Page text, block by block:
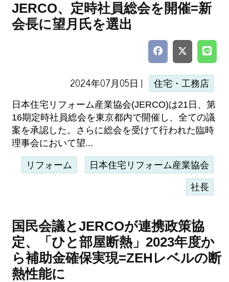
JERCO、定時社員総会を開催=新
会長に望月氏を選出
2024年07月05日 | 住宅・工務店
日本住宅リフォーム産業協会(JERCO)は21日、第
16期定時社員総会を東京都内で開催し、全ての議
案を承認した。さらに総会を受けて行われた臨時
理事会において望...
リフォーム 日本住宅リフォーム産業協会
社長
国民会議とJERCOが連携政策協
定、「ひと部屋断熱」2023年度か
ら補助金確保実現=ZEHレベルの断
熱性能に